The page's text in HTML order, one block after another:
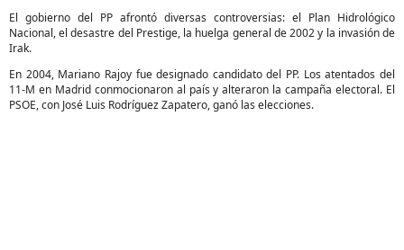
El gobierno del PP afrontó diversas controversias: el Plan Hidrológico
Nacional, el desastre del Prestige, la huelga general de 2002 y la invasión de
Irak.
En 2004, Mariano Rajoy fue designado candidato del PP. Los atentados del
11-M en Madrid conmocionaron al país y alteraron la campaña electoral. El
PSOE, con José Luis Rodríguez Zapatero, ganó las elecciones.